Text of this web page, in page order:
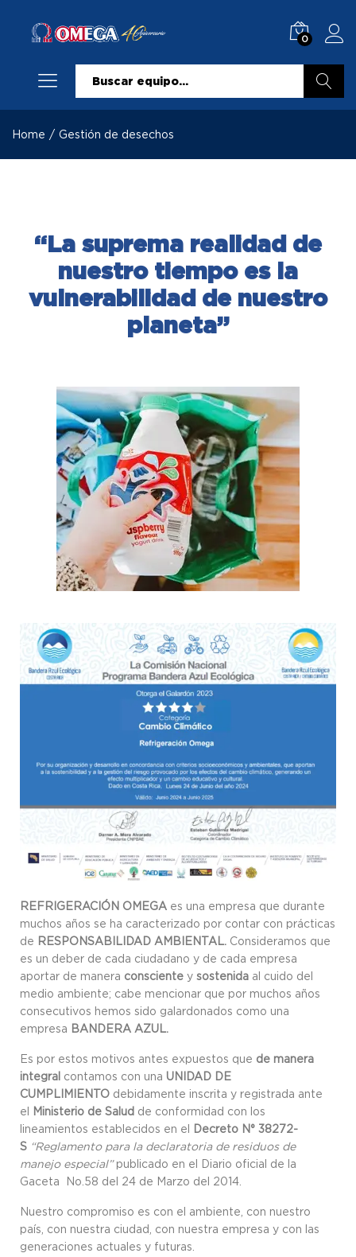
0
Home / Gestión de desechos
“La suprema realidad de
nuestro tiempo es la
vulnerabilidad de nuestro
planeta”
REFRIGERACIÓN OMEGA es una empresa que durante
muchos años se ha caracterizado por contar con prácticas
de RESPONSABILIDAD AMBIENTAL. Consideramos que
es un deber de cada ciudadano y de cada empresa
aportar de manera consciente y sostenida al cuido del
medio ambiente; cabe mencionar que por muchos años
consecutivos hemos sido galardonados como una
empresa BANDERA AZUL.
Es por estos motivos antes expuestos que de manera
integral contamos con una UNIDAD DE
CUMPLIMIENTO debidamente inscrita y registrada ante
el
Ministerio de Salud de conformidad con los
lineamientos establecidos en el
Decreto N° 38272-
S “Reglamento para la declaratoria de residuos de
manejo especial”publicado en el Diario oficial de la
Gaceta No.58 del 24 de Marzo del 2014.
Nuestro compromiso es con el ambiente, con nuestro
país, con nuestra ciudad, con nuestra empresa y con las
generaciones actuales y futuras.